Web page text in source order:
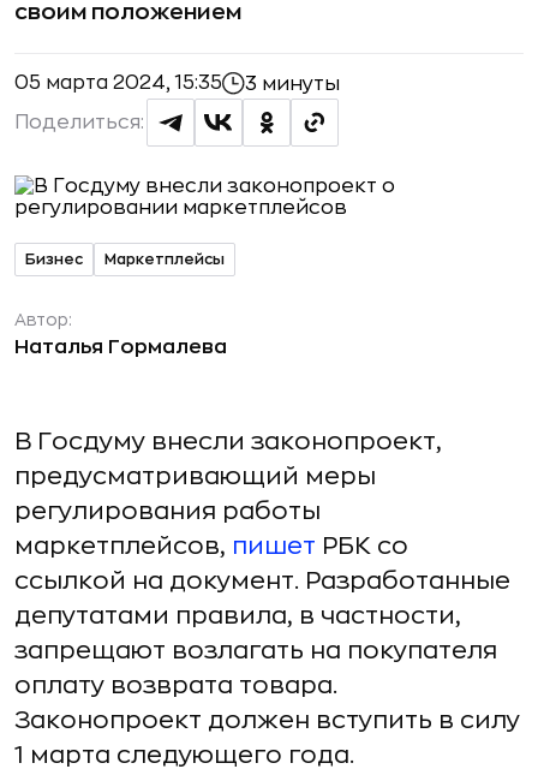
своим положением
05 марта 2024, 15:35 3 минуты
Поделиться:
Бизнес Маркетплейсы
Автор:
Наталья Гормалева
В Госдуму внесли законопроект,
предусматривающий меры
регулирования работы
маркетплейсов, пишет РБК со
ссылкой на документ. Разработанные
депутатами правила, в частности,
запрещают возлагать на покупателя
оплату возврата товара.
Законопроект должен вступить в силу
1 марта следующего года.